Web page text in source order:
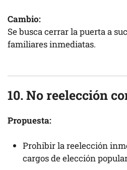
Cambio:
Se busca cerrar la puerta a
familiares inmediatas.
10. No reelección
Propuesta:
Prohibir la reelección
cargos de elección